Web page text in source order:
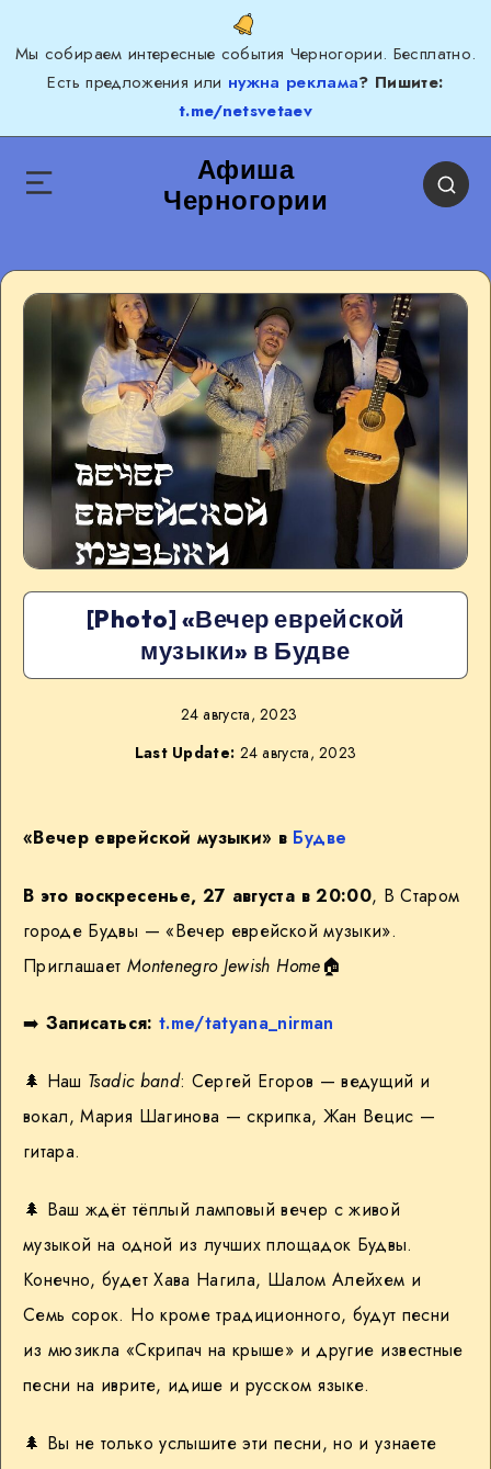
Мы собираем интересные события Черногории. Бесплатно.
Есть предложения или нужна реклама? Пишите:
t.me/netsvetaev
Афиша
Черногории
[Photo] «Вечер еврейской
музыки» в Будве
24 августа, 2023
Last Update: 24 августа, 2023
«Вечер еврейской музыки» в Будве
В это воскресенье, 27 августа в 20:00, В Старом
городе Будвы — «Вечер еврейской музыки».
Приглашает Montenegro Jewish Home🏠
➡️ Записаться: t.me/tatyana_nirman
🌲 Наш Tsadic band: Сергей Егоров — ведущий и
вокал, Мария Шагинова — скрипка, Жан Вецис —
гитара.
🌲 Ваш ждёт тёплый ламповый вечер с живой
музыкой на одной из лучших площадок Будвы.
Конечно, будет Хава Нагила, Шалом Алейхем и
Семь сорок. Но кроме традиционного, будут песни
из мюзикла «Скрипач на крыше» и другие известные
песни на иврите, идише и русском языке.
🌲 Вы не только услышите эти песни, но и узнаете